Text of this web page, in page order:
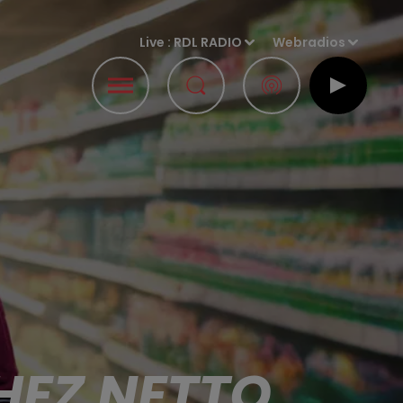
Live :RDL RADIO Webradios